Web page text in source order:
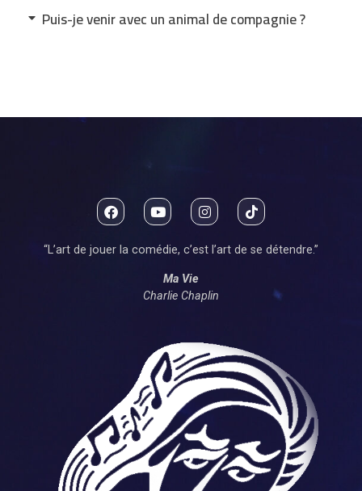
Puis-je venir avec un animal de compagnie ?
“L’art de jouer la comédie, c’est l’art de se détendre.”
Ma Vie
Charlie Chaplin